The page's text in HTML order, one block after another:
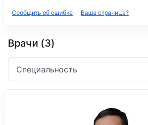
Сообщить об ошибке Ваша страница?
Врачи (3)
Специальность